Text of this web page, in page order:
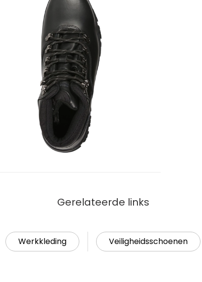
Gerelateerde links
Werkkleding Veiligheidsschoenen